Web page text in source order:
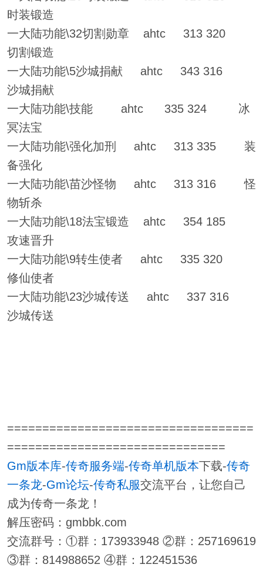
时装锻造
一大陆功能\32切割勋章 ahtc 313 320
切割锻造
一大陆功能\5沙城捐献 ahtc 343 316
沙城捐献
一大陆功能\技能 ahtc 335 324 冰
冥法宝
一大陆功能\强化加刑 ahtc 313 335 装
备强化
一大陆功能\苗沙怪物 ahtc 313 316 怪
物斩杀
一大陆功能\18法宝锻造 ahtc 354 185
攻速晋升
一大陆功能\9转生使者 ahtc 335 320
修仙使者
一大陆功能\23沙城传送 ahtc 337 316
沙城传送
===================================
===============================
Gm版本库-传奇服务端-传奇单机版本下载-传奇
一条龙-Gm论坛-传奇私服交流平台，让您自己
成为传奇一条龙！
解压密码：gmbbk.com
交流群号：①群：173933948 ②群：257169619
③群：814988652 ④群：122451536